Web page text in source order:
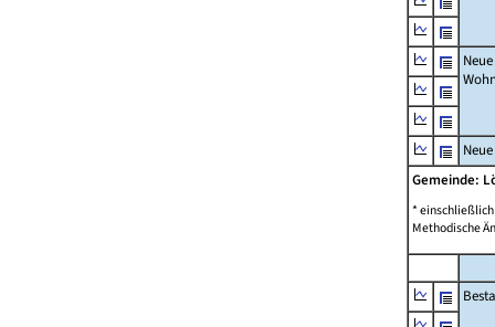
Neue
Gemeinde:
*
Methodische